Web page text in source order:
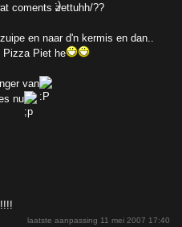
coments zettuhh/??
en naar d'n kermis en dan..
Pizza Piet he
van
nu
laatste aanpassing 11 mei 2007 17:40